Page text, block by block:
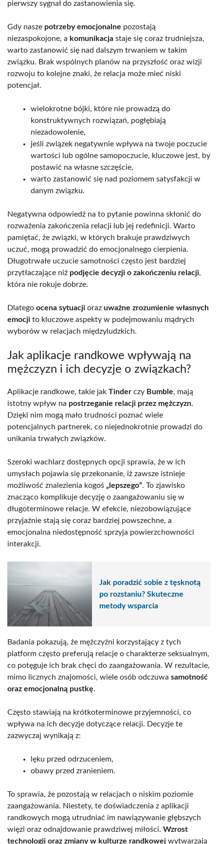
pierwszy sygnał do zastanowienia się.
Gdy nasze potrzeby emocjonalne pozostają
niezaspokojone, a komunikacja staje się coraz trudniejsza,
warto zastanowić się nad dalszym trwaniem w takim
związku. Brak wspólnych planów na przyszłość oraz wizji
rozwoju to kolejne znaki, że relacja może mieć niski
potencjał.
wielokrotne bójki, które nie prowadzą do
konstruktywnych rozwiązań, pogłębiają
niezadowolenie,
jeśli związek negatywnie wpływa na twoje poczucie
wartości lub ogólne samopoczucie, kluczowe jest, by
postawić na własne szczęście,
warto zastanowić się nad poziomem satysfakcji w
danym związku.
Negatywna odpowiedź na to pytanie powinna skłonić do
rozważenia zakończenia relacji lub jej redefinicji. Warto
pamiętać, że związki, w których brakuje prawdziwych
uczuć, mogą prowadzić do emocjonalnego cierpienia.
Długotrwałe uczucie samotności często jest bardziej
przytłaczające niż podjęcie decyzji o zakończeniu relacji,
która nie rokuje dobrze.
Dlatego ocena sytuacji oraz uważne zrozumienie własnych
emocji to kluczowe aspekty w podejmowaniu mądrych
wyborów w relacjach międzyludzkich.
Jak aplikacje randkowe wpływają na
mężczyzn i ich decyzje o związkach?
Aplikacje randkowe, takie jak Tinder czy Bumble, mają
istotny wpływ na postrzeganie relacji przez mężczyzn.
Dzięki nim mogą mało trudności poznać wiele
potencjalnych partnerek, co niejednokrotnie prowadzi do
unikania trwałych związków.
Szeroki wachlarz dostępnych opcji sprawia, że w ich
umysłach pojawia się przekonanie, iż zawsze istnieje
możliwość znalezienia kogoś „lepszego”. To zjawisko
znacząco komplikuje decyzję o zaangażowaniu się w
długoterminowe relacje. W efekcie, niezobowiązujące
przyjaźnie stają się coraz bardziej powszechne, a
emocjonalna niedostępność sprzyja powierzchowności
interakcji.
Jak poradzić sobie z tęsknotą
po rozstaniu? Skuteczne
metody wsparcia
Badania pokazują, że mężczyźni korzystający z tych
platform często preferują relacje o charakterze seksualnym,
co potęguje ich brak chęci do zaangażowania. W rezultacie,
mimo licznych znajomości, wiele osób odczuwa samotność
oraz emocjonalną pustkę.
Często stawiają na krótkoterminowe przyjemności, co
wpływa na ich decyzje dotyczące relacji. Decyzje te
zazwyczaj wynikają z:
lęku przed odrzuceniem,
obawy przed zranieniem.
To sprawia, że pozostają w relacjach o niskim poziomie
zaangażowania. Niestety, te doświadczenia z aplikacji
randkowych mogą utrudniać im nawiązywanie głębszych
więzi oraz odnajdowanie prawdziwej miłości. Wzrost
technologii oraz zmiany w kulturze randkowej wytwarzają